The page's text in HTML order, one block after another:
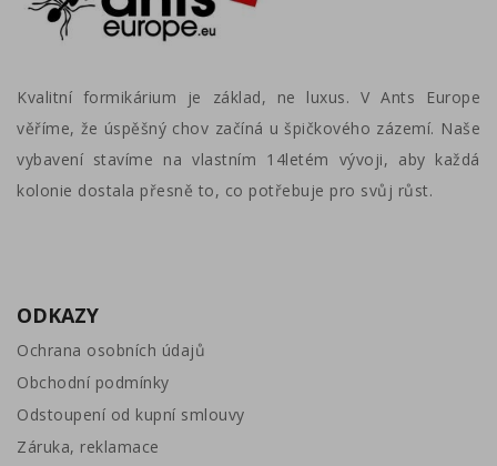
Kvalitní formikárium je základ, ne luxus. V Ants Europe
věříme, že úspěšný chov začíná u špičkového zázemí. Naše
vybavení stavíme na vlastním 14letém vývoji, aby každá
kolonie dostala přesně to, co potřebuje pro svůj růst.
ODKAZY
Ochrana osobních údajů
Obchodní podmínky
Odstoupení od kupní smlouvy
Záruka, reklamace